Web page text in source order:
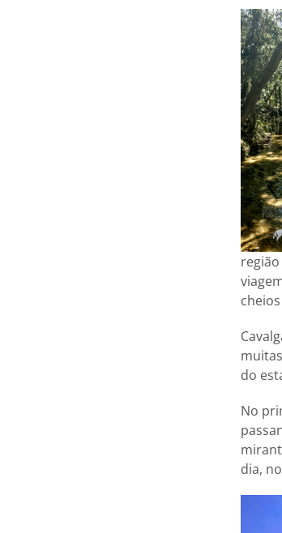
do
No
dia,